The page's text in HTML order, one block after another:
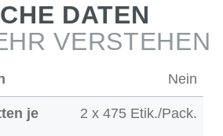
DATEN
VERSTEHEN
Nein
je
2 x 475 Etik./Pack.